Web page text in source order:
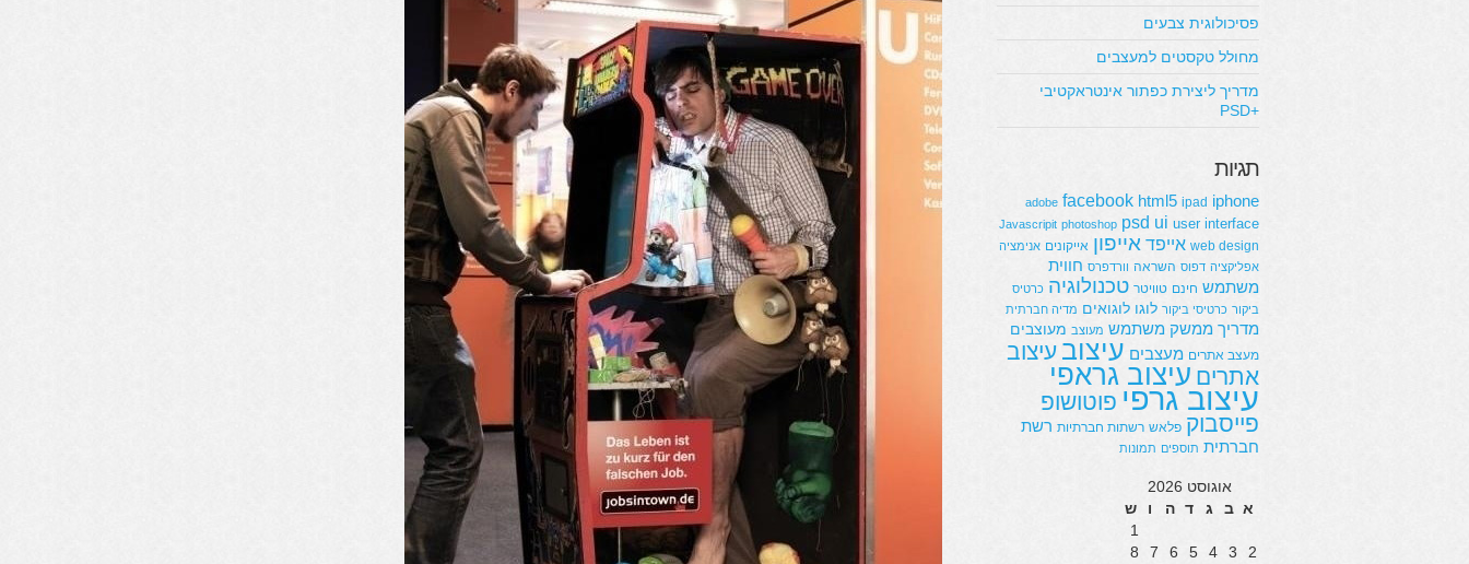
פסיכולוגית צבעים
מחולל טקסטים למעצבים
מדריך ליצירת כפתור אינטראקטיבי
+PSD
תגיות
adobe facebook html5 ipad iphone
Javascripit photoshop psd ui user interface
web design אייפד אייפון אייקונים אנימציה
אפליקציה דפוס השראה וורדפרס חווית
משתמש חינם טוויטר טכנולוגיה כרטיס
ביקור כרטיסי ביקור לוגו לוגואים מדיה חברתית
מדריך ממשק משתמש מעוצב מעוצבים
מעצב אתרים מעצבים עיצוב עיצוב
אתרים עיצוב גראפי
עיצוב גרפי פוטושופ
פייסבוק פלאש רשתות חברתיות רשת
חברתית תוספים תמונות
אוגוסט 2026
א ב ג ד ה ו
ש
1
2
3
4
5
6
7
8